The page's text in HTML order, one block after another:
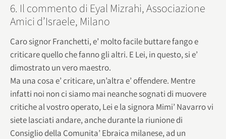
6. Il commento di Eyal Mizrahi, Associazione
Amici d’Israele, Milano
Caro signor Franchetti, e’ molto facile buttare fango e
criticare quello che fanno gli altri. E Lei, in questo, si e’
dimostrato un vero maestro.
Ma una cosa e’ criticare, un’altra e’ offendere. Mentre
infatti noi non ci siamo mai neanche sognati di muovere
critiche al vostro operato, Lei e la signora Mimi’ Navarro vi
siete lasciati andare, anche durante la riunione di
Consiglio della Comunita’ Ebraica milanese, ad un